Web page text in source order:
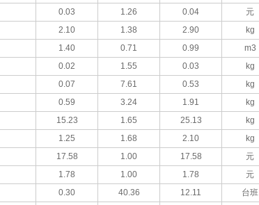
0.03 1.26 0.04
元
2.10 1.38 2.90
kg
1.40 0.71 0.99
m3
0.02 1.55 0.03
kg
0.07 7.61 0.53
kg
0.59 3.24 1.91
kg
15.23 1.65 25.13
kg
1.25 1.68 2.10
kg
17.58 1.00 17.58 元
1.78 1.00 1.78
元
0.30 40.36 12.11
台班